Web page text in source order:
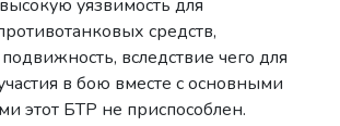
уязвимость для
средств,
вследствие чего для
в бою вместе с основными
этот БТР не приспособлен.